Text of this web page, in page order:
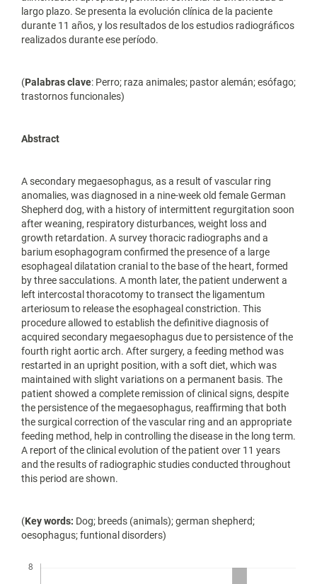
largo plazo. Se presenta la evolución clínica de la paciente
durante 11 años, y los resultados de los estudios radiográficos
realizados durante ese período.
(Palabras clave: Perro; raza animales; pastor alemán; esófago;
trastornos funcionales)
Abstract
A secondary megaesophagus, as a result of vascular ring
anomalies, was diagnosed in a nine-week old female German
Shepherd dog, with a history of intermittent regurgitation soon
after weaning, respiratory disturbances, weight loss and
growth retardation. A survey thoracic radiographs and a
barium esophagogram confirmed the presence of a large
esophageal dilatation cranial to the base of the heart, formed
by three sacculations. A month later, the patient underwent a
left intercostal thoracotomy to transect the ligamentum
arteriosum to release the esophageal constriction. This
procedure allowed to establish the definitive diagnosis of
acquired secondary megaesophagus due to persistence of the
fourth right aortic arch. After surgery, a feeding method was
restarted in an upright position, with a soft diet, which was
maintained with slight variations on a permanent basis. The
patient showed a complete remission of clinical signs, despite
the persistence of the megaesophagus, reaffirming that both
the surgical correction of the vascular ring and an appropriate
feeding method, help in controlling the disease in the long term.
A report of the clinical evolution of the patient over 11 years
and the results of radiographic studies conducted throughout
this period are shown.
(Key words: Dog; breeds (animals); german shepherd;
oesophagus; funtional disorders)